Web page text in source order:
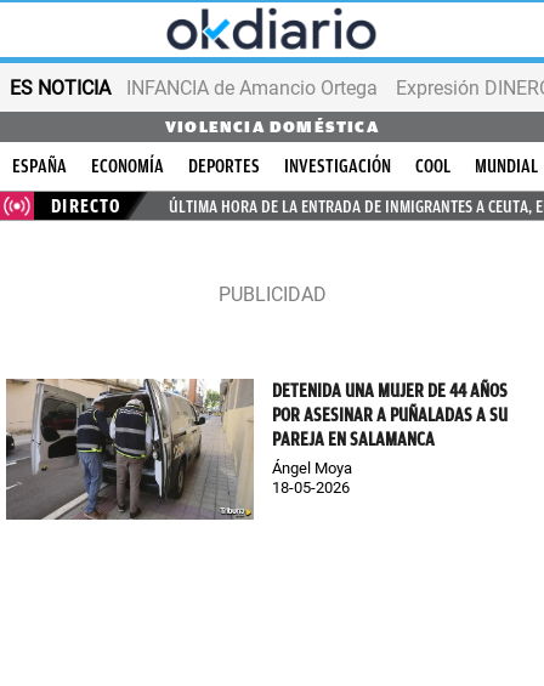
ES NOTICIA INFANCIA de Amancio Ortega Expresión
VIOLENCIA DOMÉSTICA
ESPAÑA ECONOMÍA DEPORTES INVESTIGACIÓN COOL
MUNDIAL
DIRECTO
ÚLTIMA HORA DE LA ENTRADA DE INMIGRANTES A CEUTA,
DETENIDA UNA MUJER DE 44 AÑOS
POR ASESINAR A PUÑALADAS A SU
PAREJA EN SALAMANCA
Ángel Moya
18-05-2026